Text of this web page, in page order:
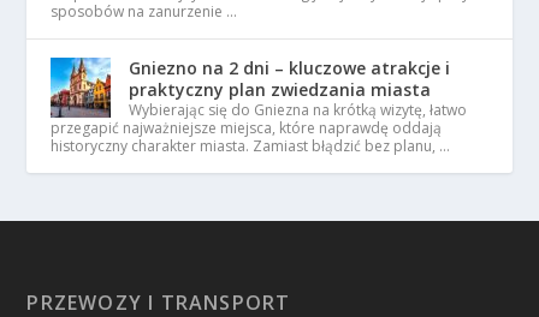
sposobów na zanurzenie …
Gniezno na 2 dni – kluczowe atrakcje i
praktyczny plan zwiedzania miasta
Wybierając się do Gniezna na krótką wizytę, łatwo
przegapić najważniejsze miejsca, które naprawdę oddają
historyczny charakter miasta. Zamiast błądzić bez planu, …
PRZEWOZY I TRANSPORT